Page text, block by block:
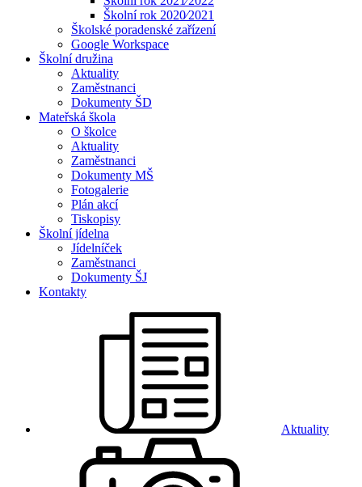
Školní rok 2020⁄2021
Školské poradenské zařízení
Google Workspace
Školní družina
Aktuality
Zaměstnanci
Dokumenty ŠD
Mateřská škola
O školce
Aktuality
Zaměstnanci
Dokumenty MŠ
Fotogalerie
Plán akcí
Tiskopisy
Školní jídelna
Jídelníček
Zaměstnanci
Dokumenty ŠJ
Kontakty
Aktuality